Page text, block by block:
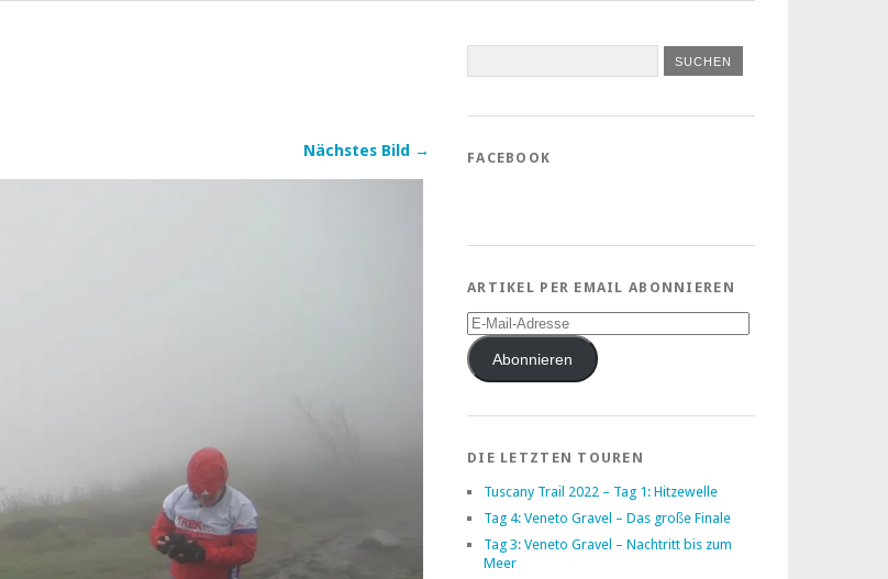
Nächstes Bild → FACEBOOK
ARTIKEL PER EMAIL ABONNIEREN
E-
Mail-
AdresseAbonnieren
DIE LETZTEN TOUREN
Tuscany Trail 2022 – Tag 1: Hitzewelle
Tag 4: Veneto Gravel – Das große Finale
Tag 3: Veneto Gravel – Nachtritt bis zum
Meer